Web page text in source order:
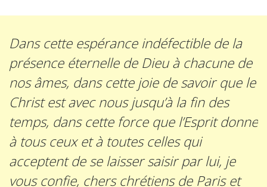
Dans cette espérance indéfectible de la
présence éternelle de Dieu à chacune de
nos âmes, dans cette joie de savoir que le
Christ est avec nous jusqu’à la fin des
temps, dans cette force que l’Esprit donne
à tous ceux et à toutes celles qui
acceptent de se laisser saisir par lui, je
vous confie, chers chrétiens de Paris et